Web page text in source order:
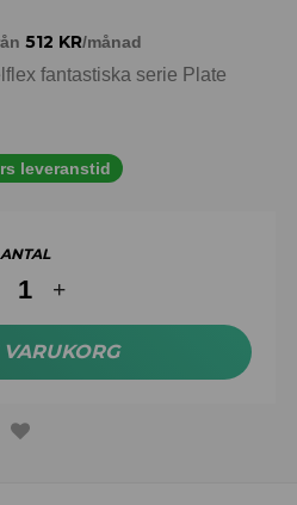
512 KR/månad
fantastiska serie Plate
leveranstid
ANTAL